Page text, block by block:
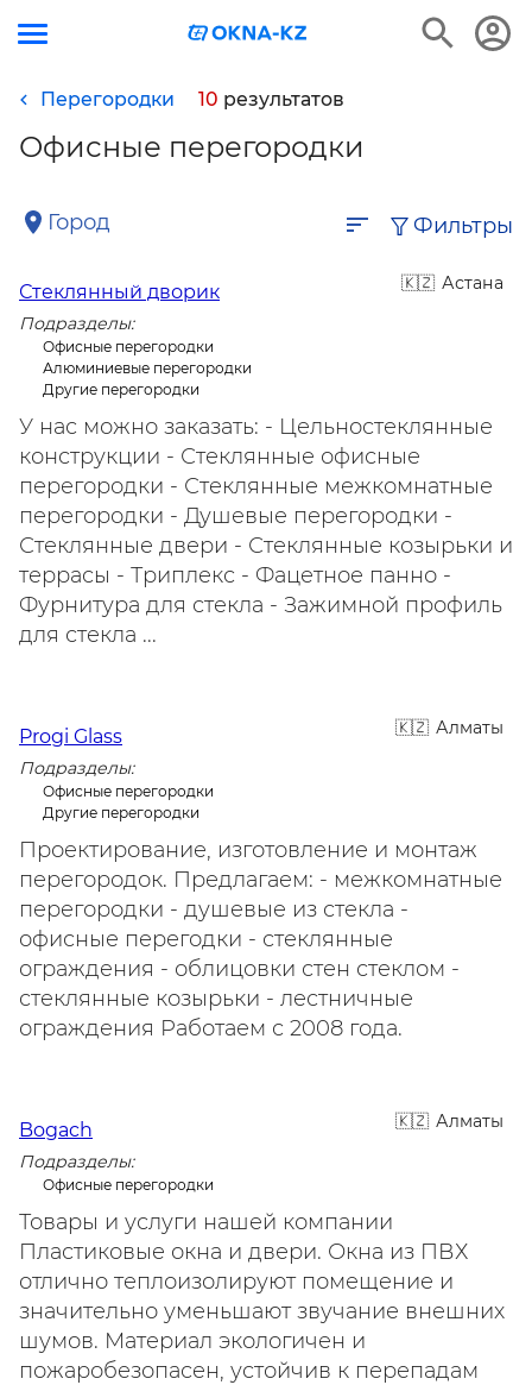
Перегородки 10 результатов
Офисные перегородки
Город Фильтры
Астана
Стеклянный дворик
Подразделы:
Офисные перегородки
Алюминиевые перегородки
Другие перегородки
У нас можно заказать: - Цельностеклянные
конструкции - Стеклянные офисные
перегородки - Стеклянные межкомнатные
перегородки - Душевые перегородки -
Стеклянные двери - Стеклянные козырьки и
террасы - Триплекс - Фацетное панно -
Фурнитура для стекла - Зажимной профиль
для стекла ...
Алматы
Progi Glass
Подразделы:
Офисные перегородки
Другие перегородки
Проектирование, изготовление и монтаж
перегородок. Предлагаем: - межкомнатные
перегородки - душевые из стекла -
офисные перегодки - стеклянные
ограждения - облицовки стен стеклом -
стеклянные козырьки - лестничные
ограждения Работаем с 2008 года.
Алматы
Bogach
Подразделы:
Офисные перегородки
Товары и услуги нашей компании
Пластиковые окна и двери. Окна из ПВХ
отлично теплоизолируют помещение и
значительно уменьшают звучание внешних
шумов. Материал экологичен и
пожаробезопасен, устойчив к перепадам